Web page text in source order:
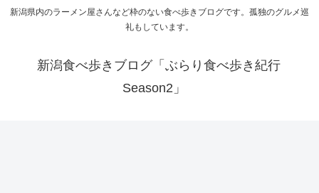
新潟県内のラーメン屋さんなど枠のない食べ歩きブログです。孤独のグルメ巡
礼もしています。
新潟食べ歩きブログ「ぶらり食べ歩き紀行
Season2」